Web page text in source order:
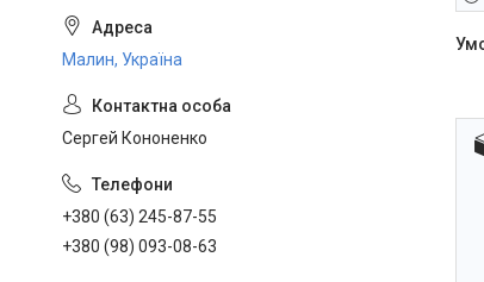
Малин, Україна
Сергей Кононенко
+380 (63) 245-87-55
+380 (98) 093-08-63